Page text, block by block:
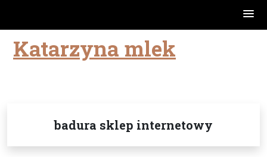
SkipKatarzyna mlek
badura sklep internetowy